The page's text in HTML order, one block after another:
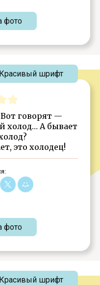
фото
говорят —
холод… А бывает
это холодец!
фото
Красивый шрифт
Красивый шрифт